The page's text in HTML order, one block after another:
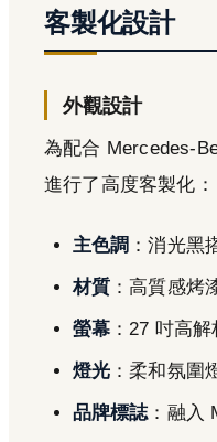
客製化設計
外觀設計
為配合 Mercedes-
進行了高度客製化：
主色調 ：消光黑
材質 ：高質感烤
螢幕 ：27 吋高
燈光 ：柔和氛圍
品牌標誌：融入